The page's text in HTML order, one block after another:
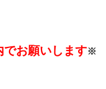
でお願いします※